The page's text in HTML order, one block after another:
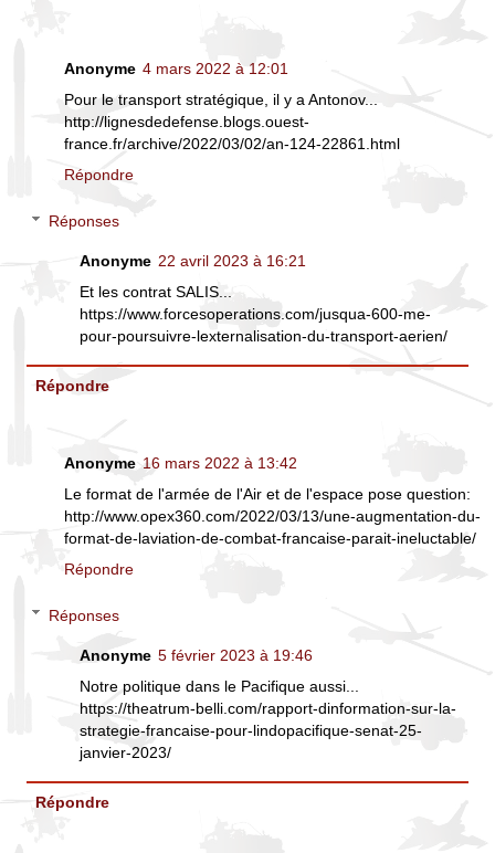
Anonyme 4 mars 2022 à 12:01
Pour le transport stratégique, il y a Antonov...
http://lignesdedefense.blogs.ouest-
france.fr/archive/2022/03/02/an-124-22861.html
Répondre
Réponses
Anonyme 22 avril 2023 à 16:21
Et les contrat SALIS...
https://www.forcesoperations.com/jusqua-600-me-
pour-poursuivre-lexternalisation-du-transport-aerien/
Répondre
Anonyme 16 mars 2022 à 13:42
Le format de l'armée de l'Air et de l'espace pose question:
http://www.opex360.com/2022/03/13/une-augmentation-du-
format-de-laviation-de-combat-francaise-parait-ineluctable/
Répondre
Réponses
Anonyme 5 février 2023 à 19:46
Notre politique dans le Pacifique aussi...
https://theatrum-belli.com/rapport-dinformation-sur-la-
strategie-francaise-pour-lindopacifique-senat-25-
janvier-2023/
Répondre